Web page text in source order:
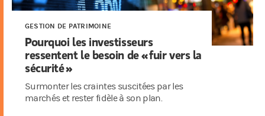
GESTION DE PATRIMOINE
Pourquoi les investisseurs
ressentent le besoin de « fuir vers la
sécurité »
Surmonter les craintes suscitées par les
marchés et rester fidèle à son plan.